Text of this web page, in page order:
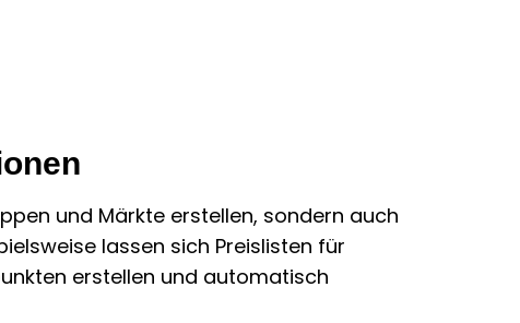
und Märkte erstellen, sondern auch
lassen sich Preislisten für
erstellen und automatisch